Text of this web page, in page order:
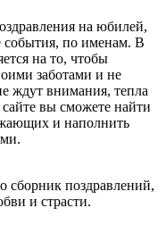
на юбилей,
события, по именам. В
на то, чтобы
заботами и не
ждут внимания, тепла
вы сможете найти
и наполнить
сборник поздравлений,
и страсти.